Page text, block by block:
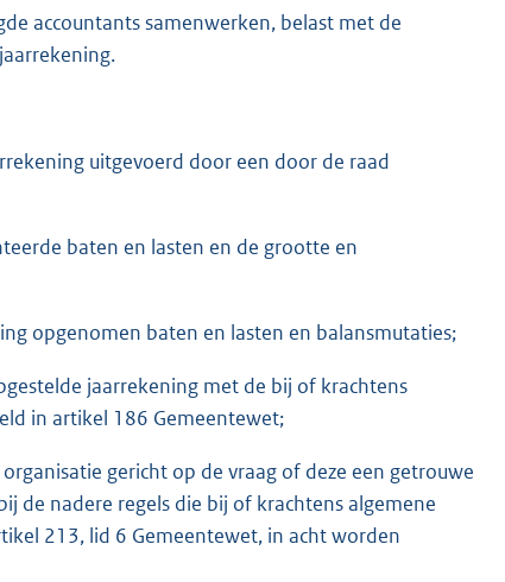
accountants samenwerken, belast met de
uitgevoerd door een door de raad
baten en lasten en de grootte en
opgenomen baten en lasten en balansmutaties;
jaarrekening met de bij of krachtens
in artikel 186 Gemeentewet;
gericht op de vraag of deze een getrouwe
de nadere regels die bij of krachtens algemene
213, lid 6 Gemeentewet, in acht worden